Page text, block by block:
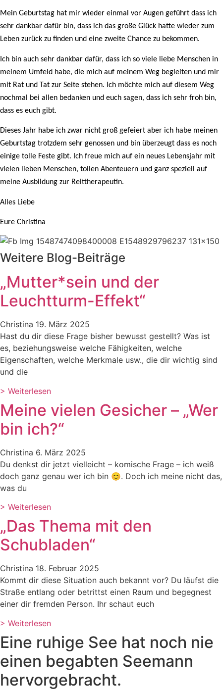
Mein Geburtstag hat mir wieder einmal vor Augen geführt dass ich
sehr dankbar dafür bin, dass ich das große Glück hatte wieder zum
Leben zurück zu finden und eine zweite Chance zu bekommen.
Ich bin auch sehr dankbar dafür, dass ich so viele liebe Menschen in
meinem Umfeld habe, die mich auf meinem Weg begleiten und mir
mit Rat und Tat zur Seite stehen. Ich möchte mich auf diesem Weg
nochmal bei allen bedanken und euch sagen, dass ich sehr froh bin,
dass es euch gibt.
Dieses Jahr habe ich zwar nicht groß gefeiert aber ich habe meinen
Geburtstag trotzdem sehr genossen und bin überzeugt dass es noch
einige tolle Feste gibt. Ich freue mich auf ein neues Lebensjahr mit
vielen lieben Menschen, tollen Abenteuern und ganz speziell auf
meine Ausbildung zur Reittherapeutin.
Alles Liebe
Eure Christina
Weitere Blog-Beiträge
„Mutter*sein und der
Leuchtturm-Effekt“
Christina 19. März 2025
Hast du dir diese Frage bisher bewusst gestellt? Was ist
es, beziehungsweise welche Fähigkeiten, welche
Eigenschaften, welche Merkmale usw., die dir wichtig sind
und die
> Weiterlesen
Meine vielen Gesicher – „Wer
bin ich?“
Christina 6. März 2025
Du denkst dir jetzt vielleicht – komische Frage – ich weiß
doch ganz genau wer ich bin 😊. Doch ich meine nicht das,
was du
> Weiterlesen
„Das Thema mit den
Schubladen“
Christina 18. Februar 2025
Kommt dir diese Situation auch bekannt vor? Du läufst die
Straße entlang oder betrittst einen Raum und begegnest
einer dir fremden Person. Ihr schaut euch
> Weiterlesen
Eine ruhige See hat noch nie
einen begabten Seemann
hervor­gebracht.